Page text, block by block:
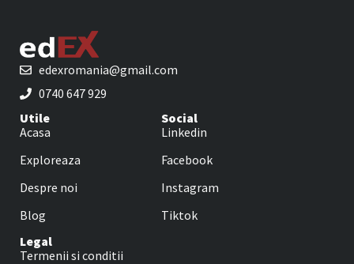
edexromania@gmail.com
0740 647 929
Utile
Acasa
Exploreaza
Despre noi
Blog
Social
Linkedin
Facebook
Instagram
Tiktok
Legal
Termenii si conditii